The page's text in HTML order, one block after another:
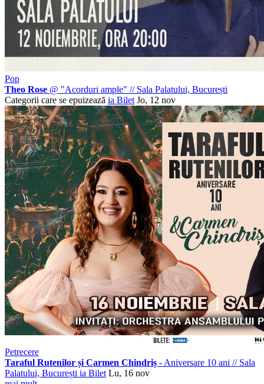
Pop
Theo Rose @ "Acorduri ample" //Sala Palatului, București
Categorii care se epuizează ia Bilet Jo, 12 nov
Petrecere
Taraful Rutenilor și Carmen Chindriș - Aniversare 10 ani //Sala
Palatului, București ia Bilet Lu, 16 nov